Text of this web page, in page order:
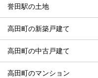
誉田駅の土地
高田町の新築戸建て
高田町の中古戸建て
高田町のマンション